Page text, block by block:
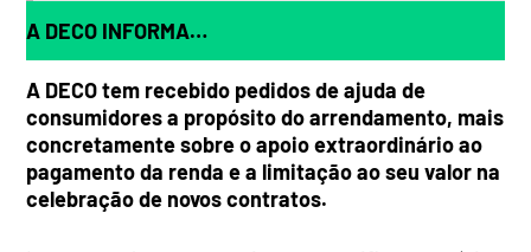
A DECO INFORMA…
A DECO tem recebido pedidos de ajuda de
consumidores a propósito do arrendamento, mais
concretamente sobre o apoio extraordinário ao
pagamento da renda e a limitação ao seu valor na
celebração de novos contratos.